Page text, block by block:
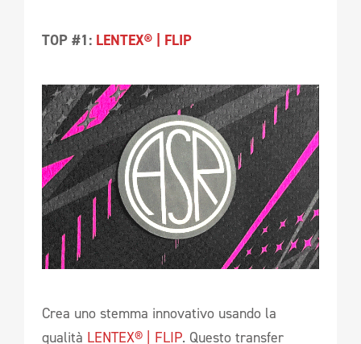
TOP #1: LENTEX® | FLIP
Crea uno stemma innovativo usando la
qualità LENTEX® | FLIP. Questo transfer